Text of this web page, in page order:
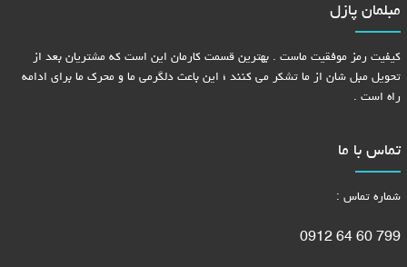
مبلمان پازل
کیفیت رمز موفقیت ماست . بهترین قسمت کارمان این است که مشتریان بعد از
تحویل مبل شان از ما تشکر می کنند ؛ این باعث دلگرمی ما و محرک ما برای ادامه
راه است .
تماس با ما
شماره تماس :
799 60 64 0912